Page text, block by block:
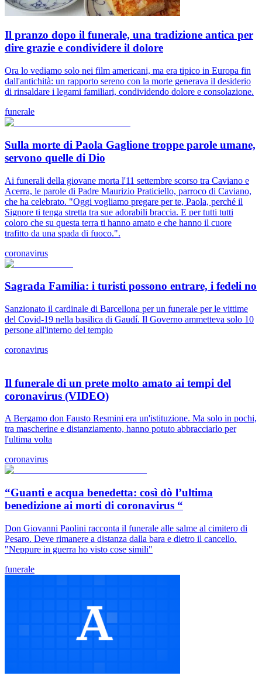
Il pranzo dopo il funerale, una tradizione antica per
dire grazie e condividere il dolore
Ora lo vediamo solo nei film americani, ma era tipico in Europa fin
dall'antichità: un rapporto sereno con la morte generava il desiderio
di rinsaldare i legami familiari, condividendo dolore e consolazione.
funerale
Sulla morte di Paola Gaglione troppe parole umane,
servono quelle di Dio
Ai funerali della giovane morta l'11 settembre scorso tra Caviano e
Acerra, le parole di Padre Maurizio Praticiello, parroco di Caviano,
che ha celebrato. "Oggi vogliamo pregare per te, Paola, perché il
Signore ti tenga stretta tra sue adorabili braccia. E per tutti tutti
coloro che su questa terra ti hanno amato e che hanno il cuore
trafitto da una spada di fuoco.".
coronavirus
Sagrada Familia: i turisti possono entrare, i fedeli no
Sanzionato il cardinale di Barcellona per un funerale per le vittime
del Covid-19 nella basilica di Gaudí. Il Governo ammetteva solo 10
persone all'interno del tempio
coronavirus
Il funerale di un prete molto amato ai tempi del
coronavirus (VIDEO)
A Bergamo don Fausto Resmini era un'istituzione. Ma solo in pochi,
tra mascherine e distanziamento, hanno potuto abbracciarlo per
l'ultima volta
coronavirus
“Guanti e acqua benedetta: così dò l’ultima
benedizione ai morti di coronavirus “
Don Giovanni Paolini racconta il funerale alle salme al cimitero di
Pesaro. Deve rimanere a distanza dalla bara e dietro il cancello.
"Neppure in guerra ho visto cose simili"
funerale